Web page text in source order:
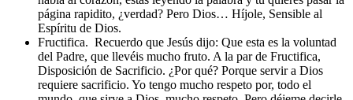
página rapidito, ¿verdad? Pero Dios… Híjole, Sensible al
Espíritu de Dios.
Fructifica. Recuerdo que Jesús dijo: Que esta es la voluntad
del Padre, que llevéis mucho fruto. A la par de Fructifica,
Disposición de Sacrificio. ¿Por qué? Porque servir a Dios
requiere sacrificio. Yo tengo mucho respeto por, todo el